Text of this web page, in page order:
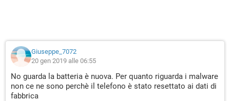
Giuseppe_7072
20 gen 2019 alle 06:55
No guarda la batteria è nuova. Per quanto riguarda i malware
non ce ne sono perchè il telefono è stato resettato ai dati di
fabbrica